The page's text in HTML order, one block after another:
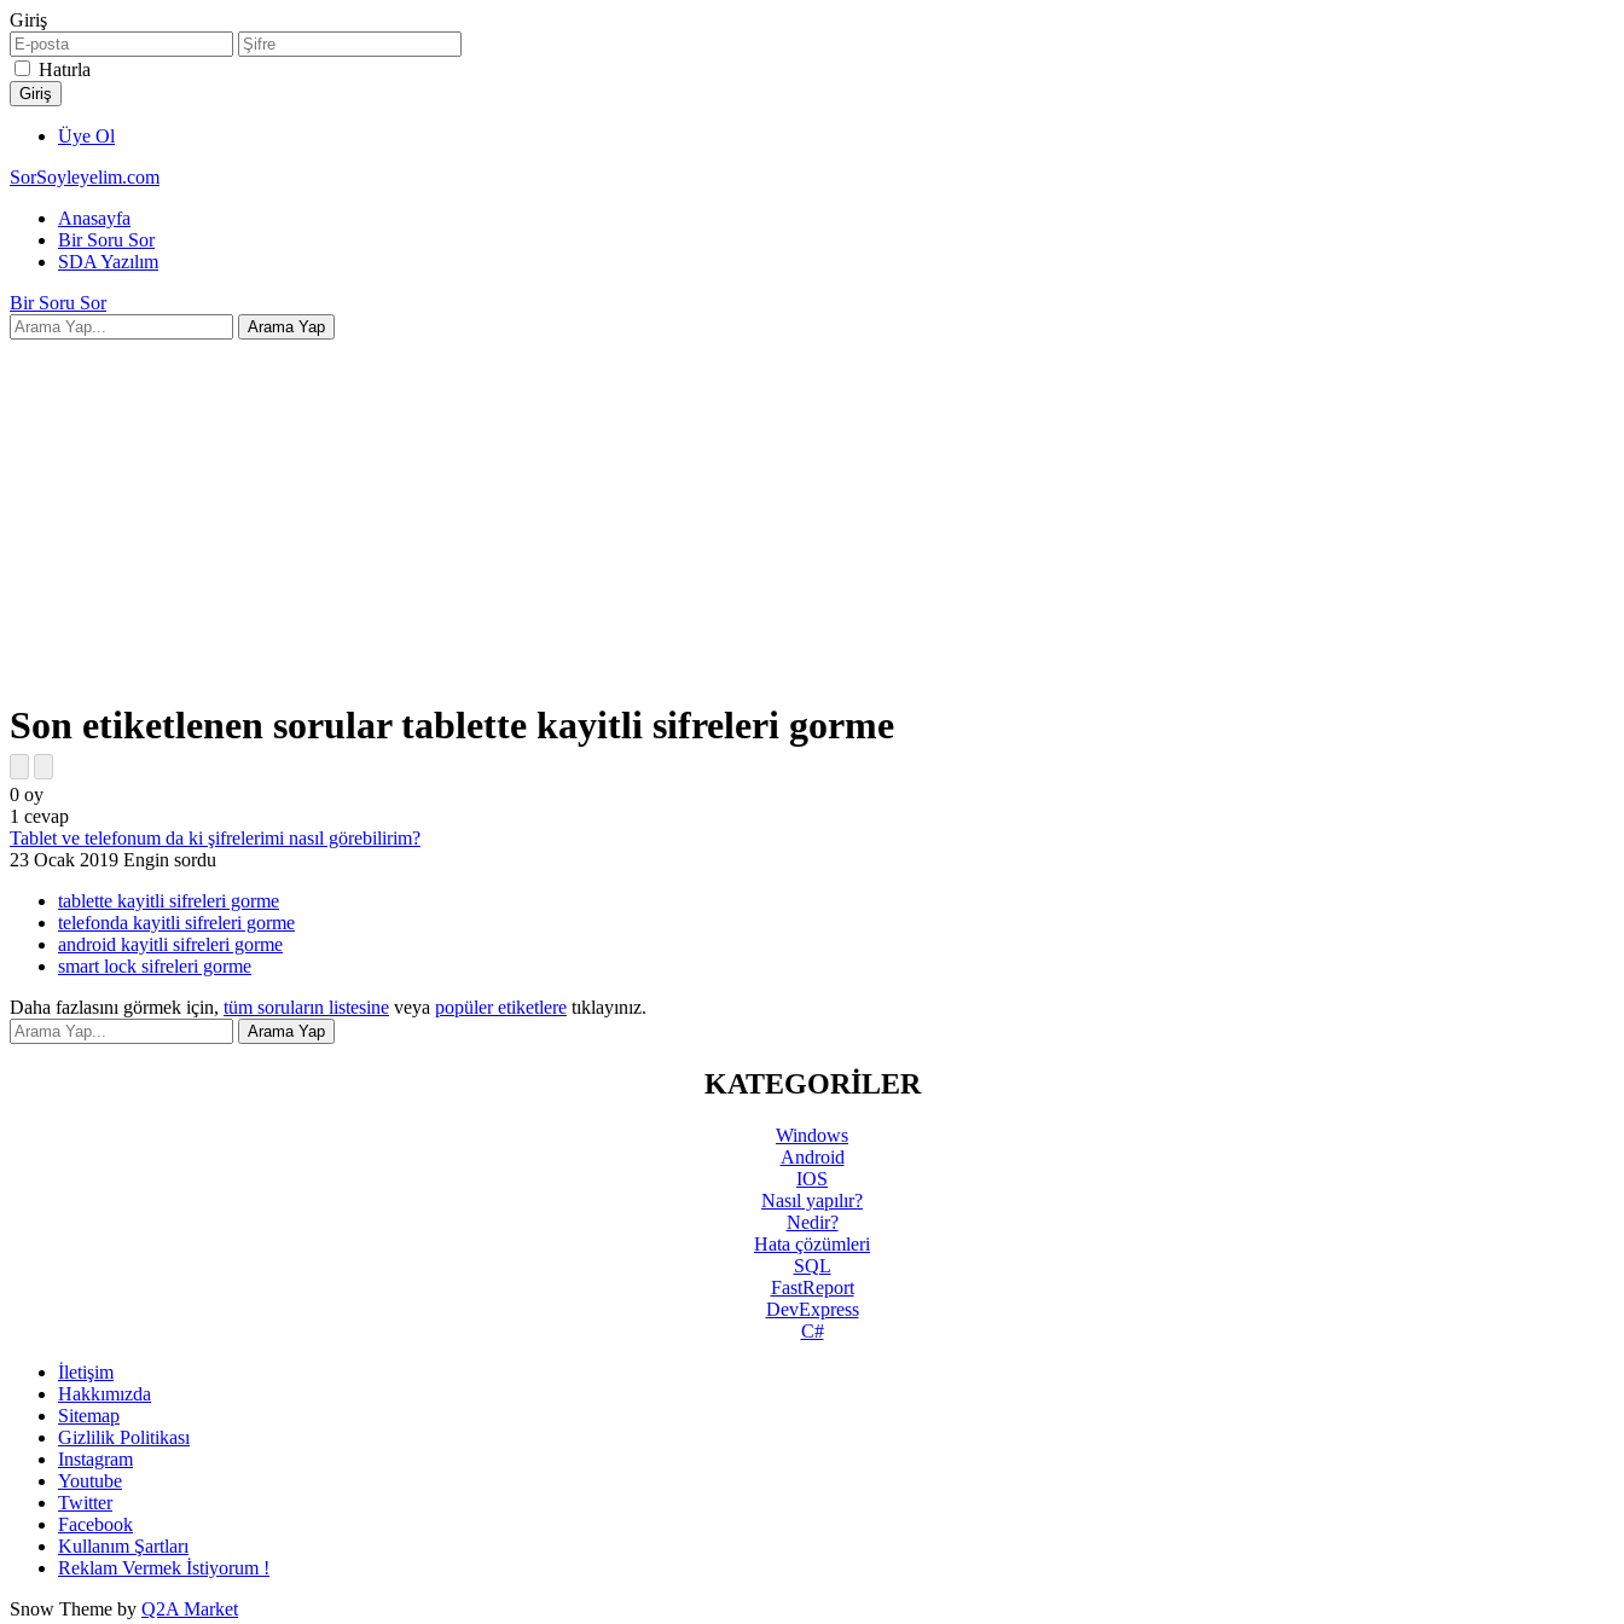
Giriş
Hatırla
Üye Ol
SorSoyleyelim.com
Anasayfa
Bir Soru Sor
SDA Yazılım
Bir Soru Sor
Son etiketlenen sorular tablette kayitli sifreleri gorme
0 oy
1 cevap
Tablet ve telefonum da ki şifrelerimi nasıl görebilirim?
23 Ocak 2019 Engin sordu
tablette kayitli sifreleri gorme
telefonda kayitli sifreleri gorme
android kayitli sifreleri gorme
smart lock sifreleri gorme
Daha fazlasını görmek için, tüm soruların listesine veya popüler etiketlere tıklayınız.
KATEGORİLER
Windows
Android
IOS
Nasıl yapılır?
Nedir?
Hata çözümleri
SQL
FastReport
DevExpress
C#
İletişim
Hakkımızda
Sitemap
Gizlilik Politikası
Instagram
Youtube
Twitter
Facebook
Kullanım Şartları
Reklam Vermek İstiyorum !
Snow Theme by Q2A Market